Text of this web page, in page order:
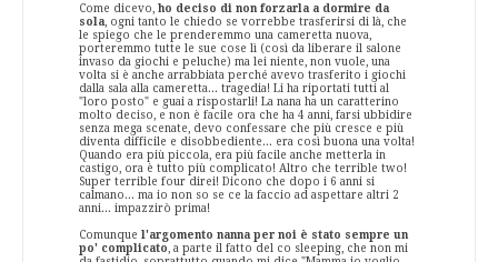
Come dicevo, ho deciso di non forzarla a dormire da
sola , ogni tanto le chiedo se vorrebbe trasferirsi di là, che
le spiego che le prenderemmo una cameretta nuova,
porteremmo tutte le sue cose lì (così da liberare il salone
invaso da giochi e peluche) ma lei niente, non vuole, una
volta si è anche arrabbiata perché avevo trasferito i giochi
dalla sala alla cameretta... tragedia! Li ha riportati tutti al
"loro posto" e guai a rispostarli! La nana ha un caratterino
molto deciso, e non è facile ora che ha 4 anni, farsi ubbidire
senza mega scenate, devo confessare che più cresce e più
diventa difficile e disobbediente... era così buona una volta!
Quando era più piccola, era più facile anche metterla in
castigo, ora è tutto più complicato! Altro che terrible two!
Super terrible four direi! Dicono che dopo i 6 anni si
calmano... ma io non so se ce la faccio ad aspettare altri 2
anni... impazzirò prima!
Comunque l'argomento nanna per noi è stato sempre un
po' complicato , a parte il fatto del co sleeping, che non mi